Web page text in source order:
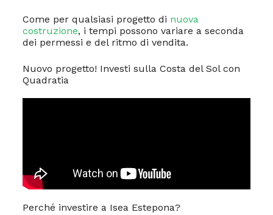
Come per qualsiasi progetto di nuova
costruzione, i tempi possono variare a seconda
dei permessi e del ritmo di vendita.
Nuovo progetto! Investi sulla Costa del Sol con
Quadratia
Perché investire a Isea Estepona?